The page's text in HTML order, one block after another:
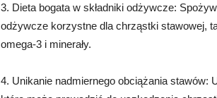
3. Dieta bogata w składniki odżywcze:
odżywcze korzystne dla chrząstki stawowej,
omega-3 i minerały.
4. Unikanie nadmiernego obciążania stawów: